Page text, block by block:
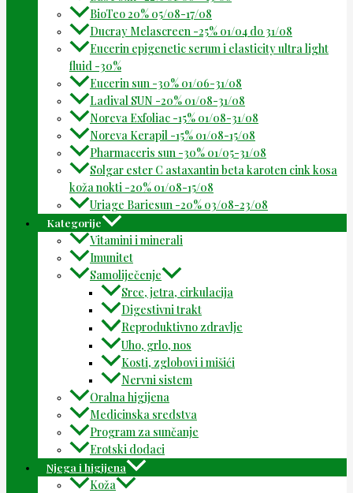
BioTeo 20% 05/08-17/08
Ducray Melascreen -25% 01/04 do 31/08
Eucerin epigenetic serum i elasticity ultra light
fluid -30%
Eucerin sun -30% 01/06-31/08
Ladival SUN -20% 01/08-31/08
Noreva Exfoliac -15% 01/08-31/08
Noreva Kerapil -15% 01/08-15/08
Pharmaceris sun -30% 01/05-31/08
Solgar ester C astaxantin beta karoten cink kosa
koža nokti -20% 01/08-15/08
Uriage Bariesun -20% 03/08-23/08
Kategorije
Vitamini i minerali
Imunitet
Samoliječenje
Srce, jetra, cirkulacija
Digestivni trakt
Reproduktivno zdravlje
Uho, grlo, nos
Kosti, zglobovi i mišići
Nervni sistem
Oralna higijena
Medicinska sredstva
Program za sunčanje
Erotski dodaci
Njega i higijena
Koža